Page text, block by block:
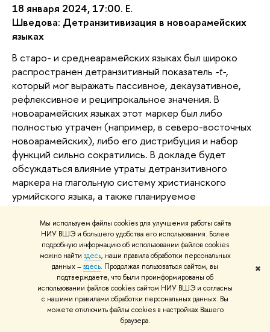
Мы используем файлы cookies для улучшения работы сайта
НИУ ВШЭ и большего удобства его использования. Более
подробную информацию об использовании файлов cookies
можно найти здесь, наши правила обработки персональных
данных –здесь. Продолжая пользоваться сайтом, вы
подтверждаете, что были проинформированы об
использовании файлов cookies сайтом НИУ ВШЭ и согласны
с нашими правилами обработки персональных данных. Вы
можете отключить файлы cookies в настройках Вашего
браузера.
✖
18 января 2024, 17:00. Е.
Шведова: Детранзитивизация в новоарамейских
языках
В старо- и среднеарамейских языках был широко
распространен детранзитивный показатель -t-,
который мог выражать пассивное, декаузативное,
рефлексивное и реципрокальное значения. В
новоарамейских языках этот маркер был либо
полностью утрачен (например, в северо-восточных
новоарамейских), либо его дистрибуция и набор
функций сильно сократились. В докладе будет
обсуждаться влияние утраты детранзитивного
маркера на глагольную систему христианского
урмийского языка, а также планируемое
исследование других новоарамейских языков.
Презентация:
Детранзитивизация(PDF, 849 Кб)